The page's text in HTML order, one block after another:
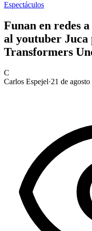
Espectáculos
Funan en redes
al youtuber Juca
Transformers
C
Carlos Espejel·21 de